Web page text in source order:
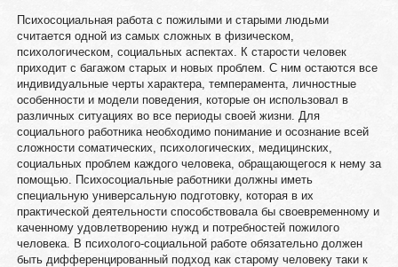
Психосоциальная работа с пожилыми и старыми людьми
считается одной из самых сложных в физическом,
психологическом, социальных аспектах. К старости человек
приходит с багажом старых и новых проблем. С ним остаются все
индивидуальные черты характера, темперамента, личностные
особенности и модели поведения, которые он использовал в
различных ситуациях во все периоды своей жизни. Для
социального работника необходимо понимание и осознание всей
сложности соматических, психологических, медицинских,
социальных проблем каждого человека, обращающегося к нему за
помощью. Психосоциальные работники должны иметь
специальную универсальную подготовку, которая в их
практической деятельности способствовала бы своевременному и
каченному удовлетворению нужд и потребностей пожилого
человека. В психолого-социальной работе обязательно должен
быть дифференцированный подход как старому человеку таки к